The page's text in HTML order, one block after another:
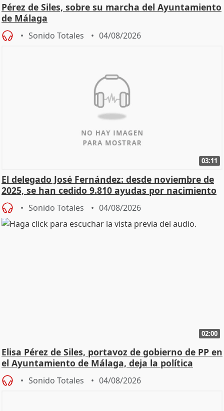
Pérez de Siles, sobre su marcha del Ayuntamiento
de Málaga
Sonido Totales 04/08/2026
03:11
El delegado José Fernández: desde noviembre de
2025, se han cedido 9.810 ayudas por nacimiento
Sonido Totales 04/08/2026
02:00
Elisa Pérez de Siles, portavoz de gobierno de PP en
el Ayuntamiento de Málaga, deja la política
Sonido Totales 04/08/2026